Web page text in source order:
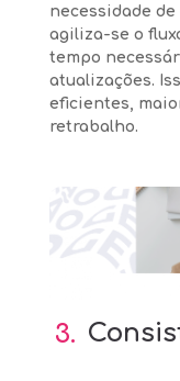
necessidade
agiliza-se o
tempo
atualizações.
eficientes,
retrabalho.
3.